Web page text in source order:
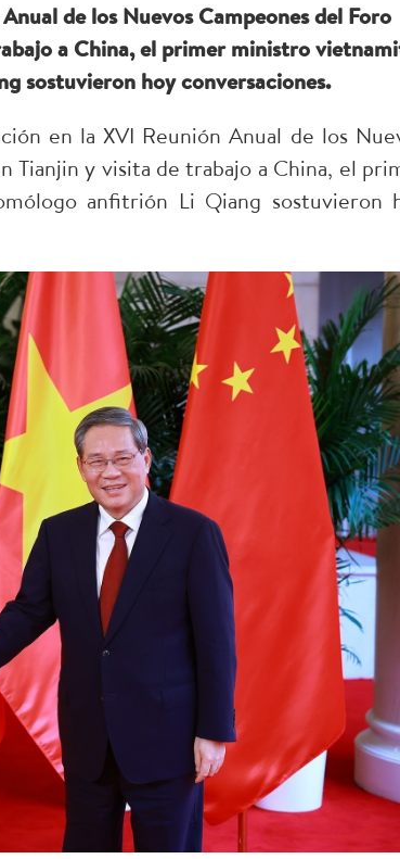
de los Nuevos Campeones del Foro
a China, el primer ministro
sostuvieron hoy conversaciones.
en la XVI Reunión Anual de los
Tianjin y visita de trabajo a China, el
anfitrión Li Qiang sostuvieron